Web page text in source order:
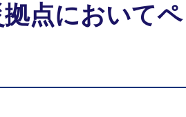
点において